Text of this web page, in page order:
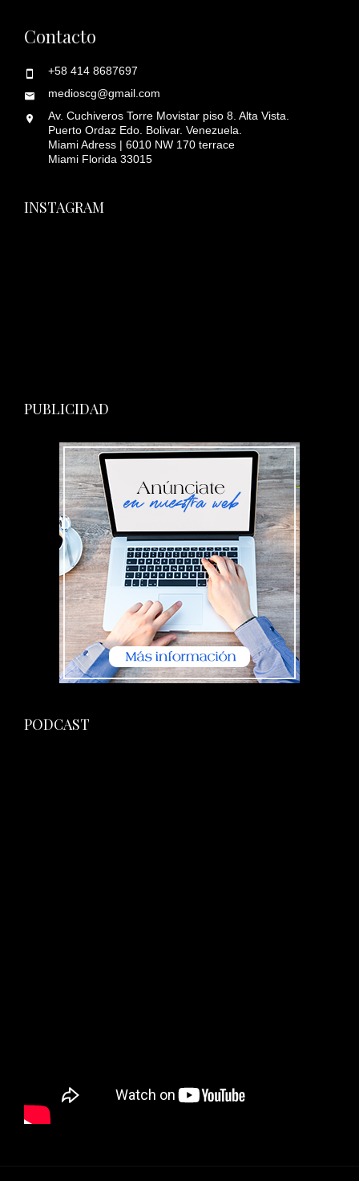
Contacto
+58 414 8687697
medioscg@gmail.com
Av. Cuchiveros Torre Movistar piso 8. Alta Vista.
Puerto Ordaz Edo. Bolivar. Venezuela.
Miami Adress | 6010 NW 170 terrace
Miami Florida 33015
INSTAGRAM
PUBLICIDAD
PODCAST